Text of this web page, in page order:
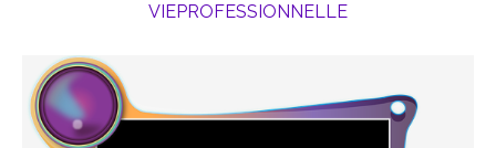
VIEPROFESSIONNELLE